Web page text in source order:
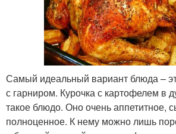
Самый идеальный вариант блюда –
с гарниром. Курочка с картофелем в
такое блюдо. Оно очень аппетитное,
полноценное. К нему можно лишь